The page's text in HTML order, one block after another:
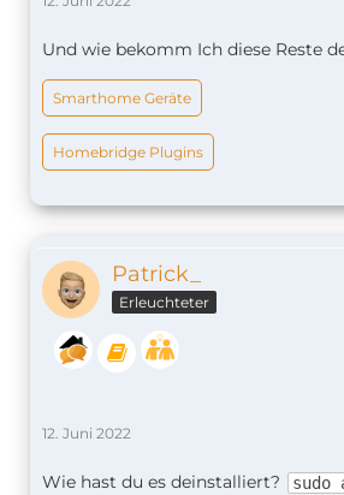
Und wie bekomm Ich diese Reste
Smarthome Geräte
Homebridge Plugins
Patrick_
Erleuchteter
12. Juni 2022
Wie hast du es deinstalliert?
sudo